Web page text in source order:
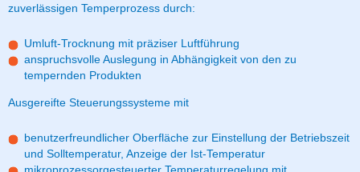
zuverlässigen Temperprozess durch:
Umluft-Trocknung mit präziser Luftführung
anspruchsvolle Auslegung in Abhängigkeit von den zu
tempernden Produkten
Ausgereifte Steuerungssysteme mit
benutzerfreundlicher Oberfläche zur Einstellung der Betriebszeit
und Solltemperatur, Anzeige der Ist-Temperatur